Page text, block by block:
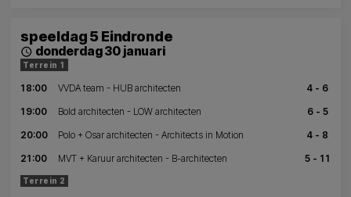
speeldag 5 Eindronde
schedule donderdag 30 januari
Terrein 1
18:00 VVDA team - HUB architecten
4 - 6
19:00
Bold architecten - LOW architecten
6 - 5
20:00
Polo + Osar architecten - Architects in Motion
4 - 8
21:00
MVT + Karuur architecten - B-architecten 5 - 11
Terrein 2